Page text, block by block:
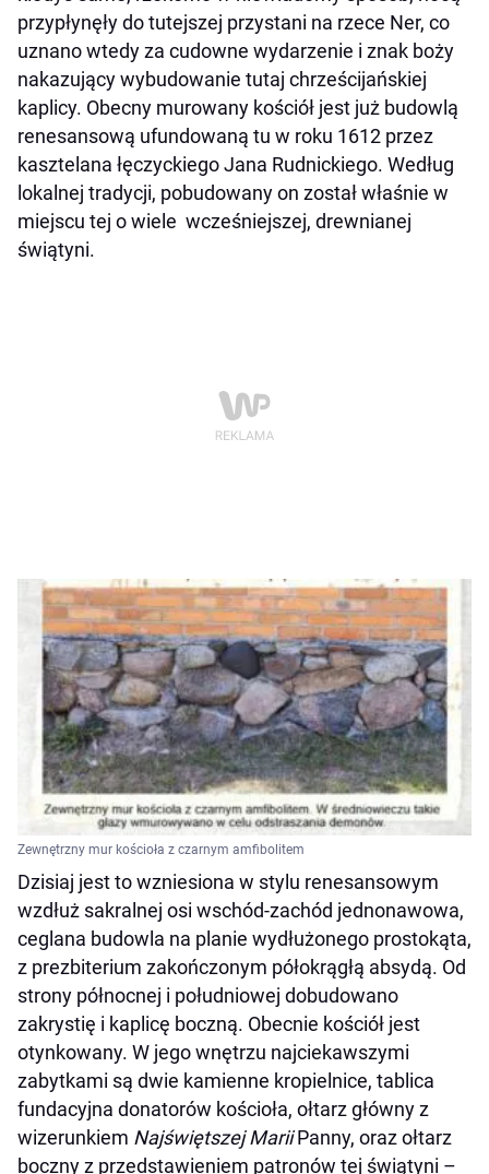
przypłynęły do tutejszej przystani na rzece Ner, co
uznano wtedy za cudowne wydarzenie i znak boży
nakazujący wybudowanie tutaj chrześcijańskiej
kaplicy. Obecny murowany kościół jest już budowlą
renesansową ufundowaną tu w roku 1612 przez
kasztelana łęczyckiego Jana Rudnickiego. Według
lokalnej tradycji, pobudowany on został właśnie w
miejscu tej o wiele wcześniejszej, drewnianej
świątyni.
Zewnętrzny mur kościoła z czarnym amfibolitem
Dzisiaj jest to wzniesiona w stylu renesansowym
wzdłuż sakralnej osi wschód-zachód jednonawowa,
ceglana budowla na planie wydłużonego prostokąta,
z prezbiterium zakończonym półokrągłą absydą. Od
strony północnej i południowej dobudowano
zakrystię i kaplicę boczną. Obecnie kościół jest
otynkowany. W jego wnętrzu najciekawszymi
zabytkami są dwie kamienne kropielnice, tablica
fundacyjna donatorów kościoła, ołtarz główny z
wizerunkiem Najświętszej MariiPanny, oraz ołtarz
boczny z przedstawieniem patronów tej świątyni –